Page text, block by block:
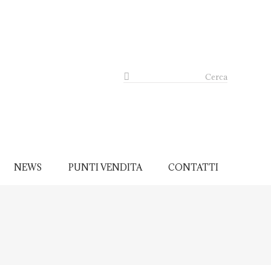
Cerca
NEWS PUNTI VENDITA CONTATTI